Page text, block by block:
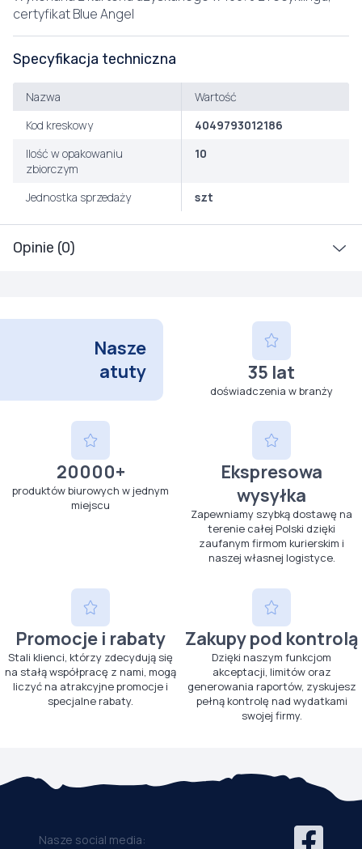
Opinie (0)
certyfikat Blue Angel
Specyfikacja techniczna
Nazwa
Wartość
Kod kreskowy
4049793012186
Ilość w opakowaniu
zbiorczym
10
Jednostka sprzedaży szt
Nasze
atuty
35 lat
doświadczenia w branży
20000+
produktów biurowych w jednym
miejscu
Ekspresowa
wysyłka
Zapewniamy szybką dostawę na
terenie całej Polski dzięki
zaufanym firmom kurierskim i
naszej własnej logistyce.
Promocje i rabaty
Stali klienci, którzy zdecydują się
na stałą współpracę z nami, mogą
liczyć na atrakcyjne promocje i
specjalne rabaty.
Zakupy pod kontrolą
Dzięki naszym funkcjom
akceptacji, limitów oraz
generowania raportów, zyskujesz
pełną kontrolę nad wydatkami
swojej firmy.
Nasze social media: